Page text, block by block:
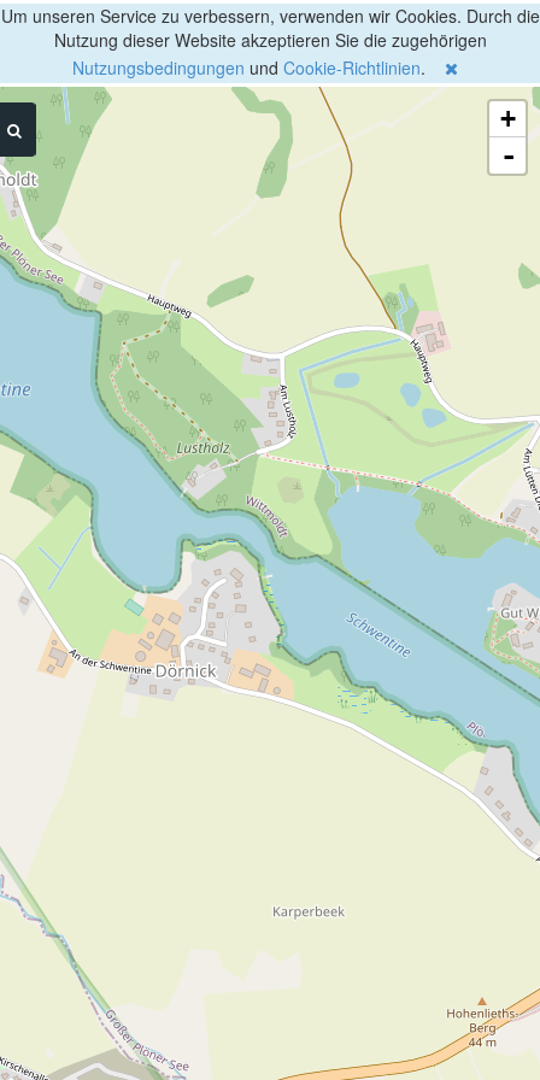
Um unseren Service zu verbessern, verwenden wir Cookies. Durch die
Nutzung dieser Website akzeptieren Sie die zugehörigen
Nutzungsbedingungen und Cookie-Richtlinien.
+
-